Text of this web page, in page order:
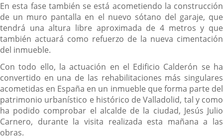
En esta fase también se está acometiendo la construcción
de un muro pantalla en el nuevo sótano del garaje, que
tendrá una altura libre aproximada de 4 metros y que
también actuará como refuerzo de la nueva cimentación
del inmueble.
Con todo ello, la actuación en el Edificio Calderón se ha
convertido en una de las rehabilitaciones más singulares
acometidas en España en un inmueble que forma parte del
patrimonio urbanístico e histórico de Valladolid, tal y como
ha podido comprobar el alcalde de la ciudad, Jesús Julio
Carnero, durante la visita realizada esta mañana a las
obras.